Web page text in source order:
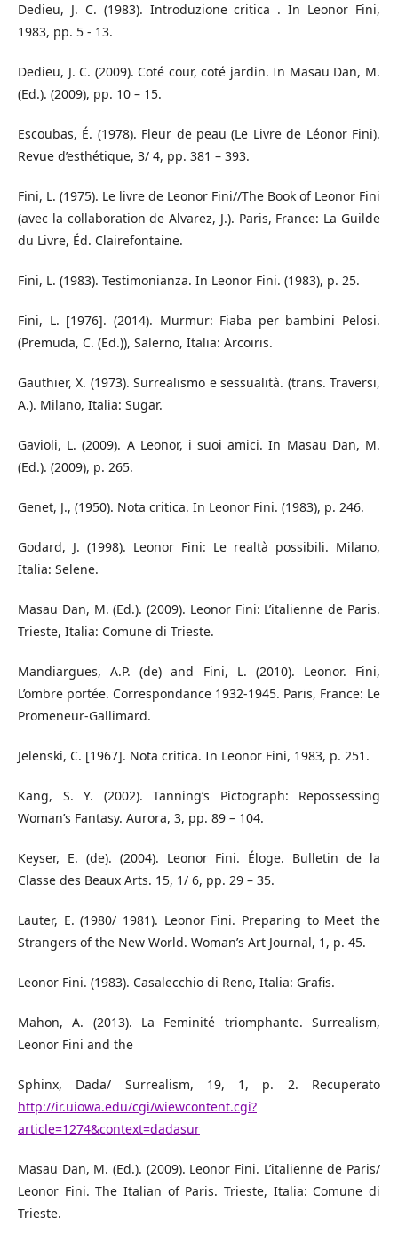
Dedieu, J. C. (1983). Introduzione critica . In Leonor Fini,
1983, pp. 5 - 13.
Dedieu, J. C. (2009). Coté cour, coté jardin. In Masau Dan, M.
(Ed.). (2009), pp. 10 – 15.
Escoubas, É. (1978). Fleur de peau (Le Livre de Léonor Fini).
Revue d’esthétique, 3/ 4, pp. 381 – 393.
Fini, L. (1975). Le livre de Leonor Fini//The Book of Leonor Fini
(avec la collaboration de Alvarez, J.). Paris, France: La Guilde
du Livre, Éd. Clairefontaine.
Fini, L. (1983). Testimonianza. In Leonor Fini. (1983), p. 25.
Fini, L. [1976]. (2014). Murmur: Fiaba per bambini Pelosi.
(Premuda, C. (Ed.)), Salerno, Italia: Arcoiris.
Gauthier, X. (1973). Surrealismo e sessualità. (trans. Traversi,
A.). Milano, Italia: Sugar.
Gavioli, L. (2009). A Leonor, i suoi amici. In Masau Dan, M.
(Ed.). (2009), p. 265.
Genet, J., (1950). Nota critica. In Leonor Fini. (1983), p. 246.
Godard, J. (1998). Leonor Fini: Le realtà possibili. Milano,
Italia: Selene.
Masau Dan, M. (Ed.). (2009). Leonor Fini: L’italienne de Paris.
Trieste, Italia: Comune di Trieste.
Mandiargues, A.P. (de) and Fini, L. (2010). Leonor. Fini,
L’ombre portée. Correspondance 1932-1945. Paris, France: Le
Promeneur-Gallimard.
Jelenski, C. [1967]. Nota critica. In Leonor Fini, 1983, p. 251.
Kang, S. Y. (2002). Tanning’s Pictograph: Repossessing
Woman’s Fantasy. Aurora, 3, pp. 89 – 104.
Keyser, E. (de). (2004). Leonor Fini. Éloge. Bulletin de la
Classe des Beaux Arts. 15, 1/ 6, pp. 29 – 35.
Lauter, E. (1980/ 1981). Leonor Fini. Preparing to Meet the
Strangers of the New World. Woman’s Art Journal, 1, p. 45.
Leonor Fini. (1983). Casalecchio di Reno, Italia: Grafis.
Mahon, A. (2013). La Feminité triomphante. Surrealism,
Leonor Fini and the
Sphinx, Dada/ Surrealism, 19, 1, p. 2. Recuperato
http://ir.uiowa.edu/cgi/wiewcontent.cgi?
article=1274&context=dadasur
Masau Dan, M. (Ed.). (2009). Leonor Fini. L’italienne de Paris/
Leonor Fini. The Italian of Paris. Trieste, Italia: Comune di
Trieste.